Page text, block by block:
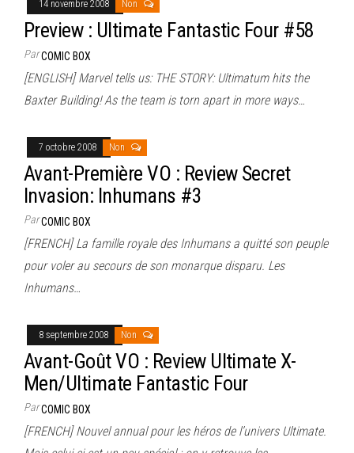
14 novembre 2008 Non
Preview : Ultimate Fantastic Four #58
ParCOMIC BOX
[ENGLISH] Marvel tells us: THE STORY: Ultimatum hits the
Baxter Building! As the team is torn apart in more ways…
7 octobre 2008 Non
Avant-Première VO : Review Secret
Invasion: Inhumans #3
ParCOMIC BOX
[FRENCH] La famille royale des Inhumans a quitté son peuple
pour voler au secours de son monarque disparu. Les
Inhumans…
8 septembre 2008 Non
Avant-Goût VO : Review Ultimate X-
Men/Ultimate Fantastic Four
ParCOMIC BOX
[FRENCH] Nouvel annual pour les héros de l’univers Ultimate.